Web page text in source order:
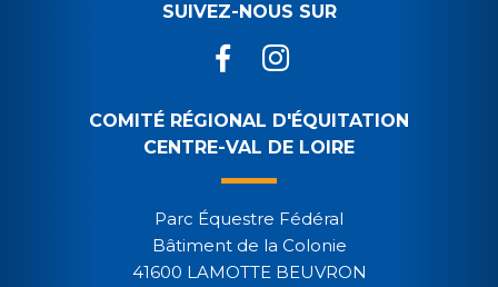
SUIVEZ-NOUS SUR
COMITÉ RÉGIONAL D'ÉQUITATION
CENTRE-VAL DE LOIRE
Parc Équestre Fédéral
Bâtiment de la Colonie
41600 LAMOTTE BEUVRON